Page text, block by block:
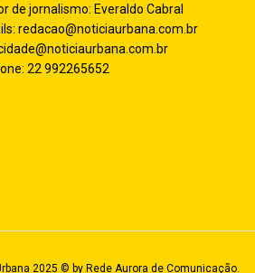
de jornalismo: Everaldo Cabral
redacao@noticiaurbana.com.br
22 992265652
2025 © by Rede Aurora de Comunicação.